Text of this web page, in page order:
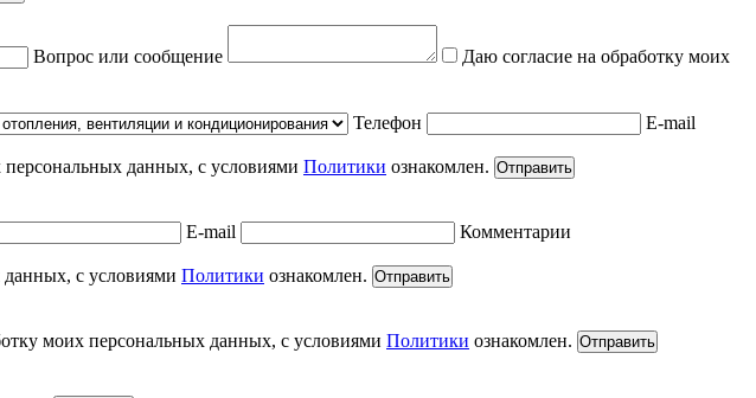
Вопрос или сообщение
Даю согласие на обработку моих
Телефон E-mail
данных, с условиями Политики ознакомлен. Отправить
E-mail Комментарии
с условиями Политики ознакомлен. Отправить
моих персональных данных, с условиями Политики ознакомлен. Отправить